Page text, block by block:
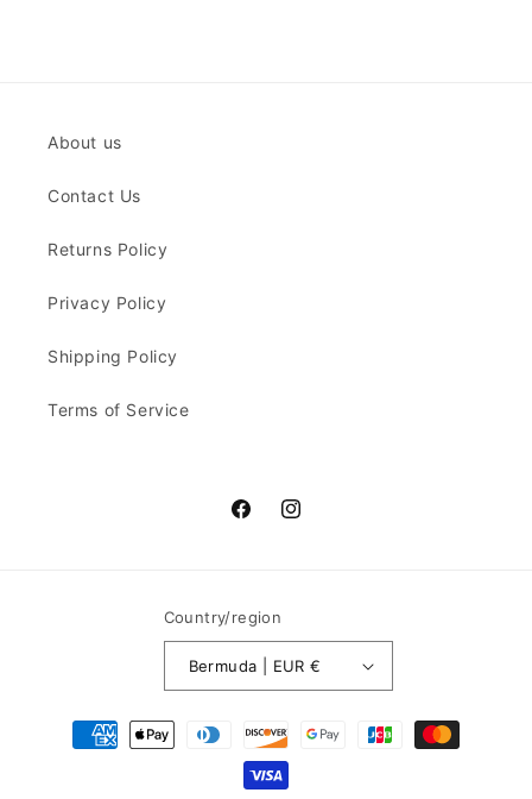
About us
Contact Us
Returns Policy
Privacy Policy
Shipping Policy
Terms of Service
FacebookInstagram
Country/region
Bermuda | EUR €
Payment
methods